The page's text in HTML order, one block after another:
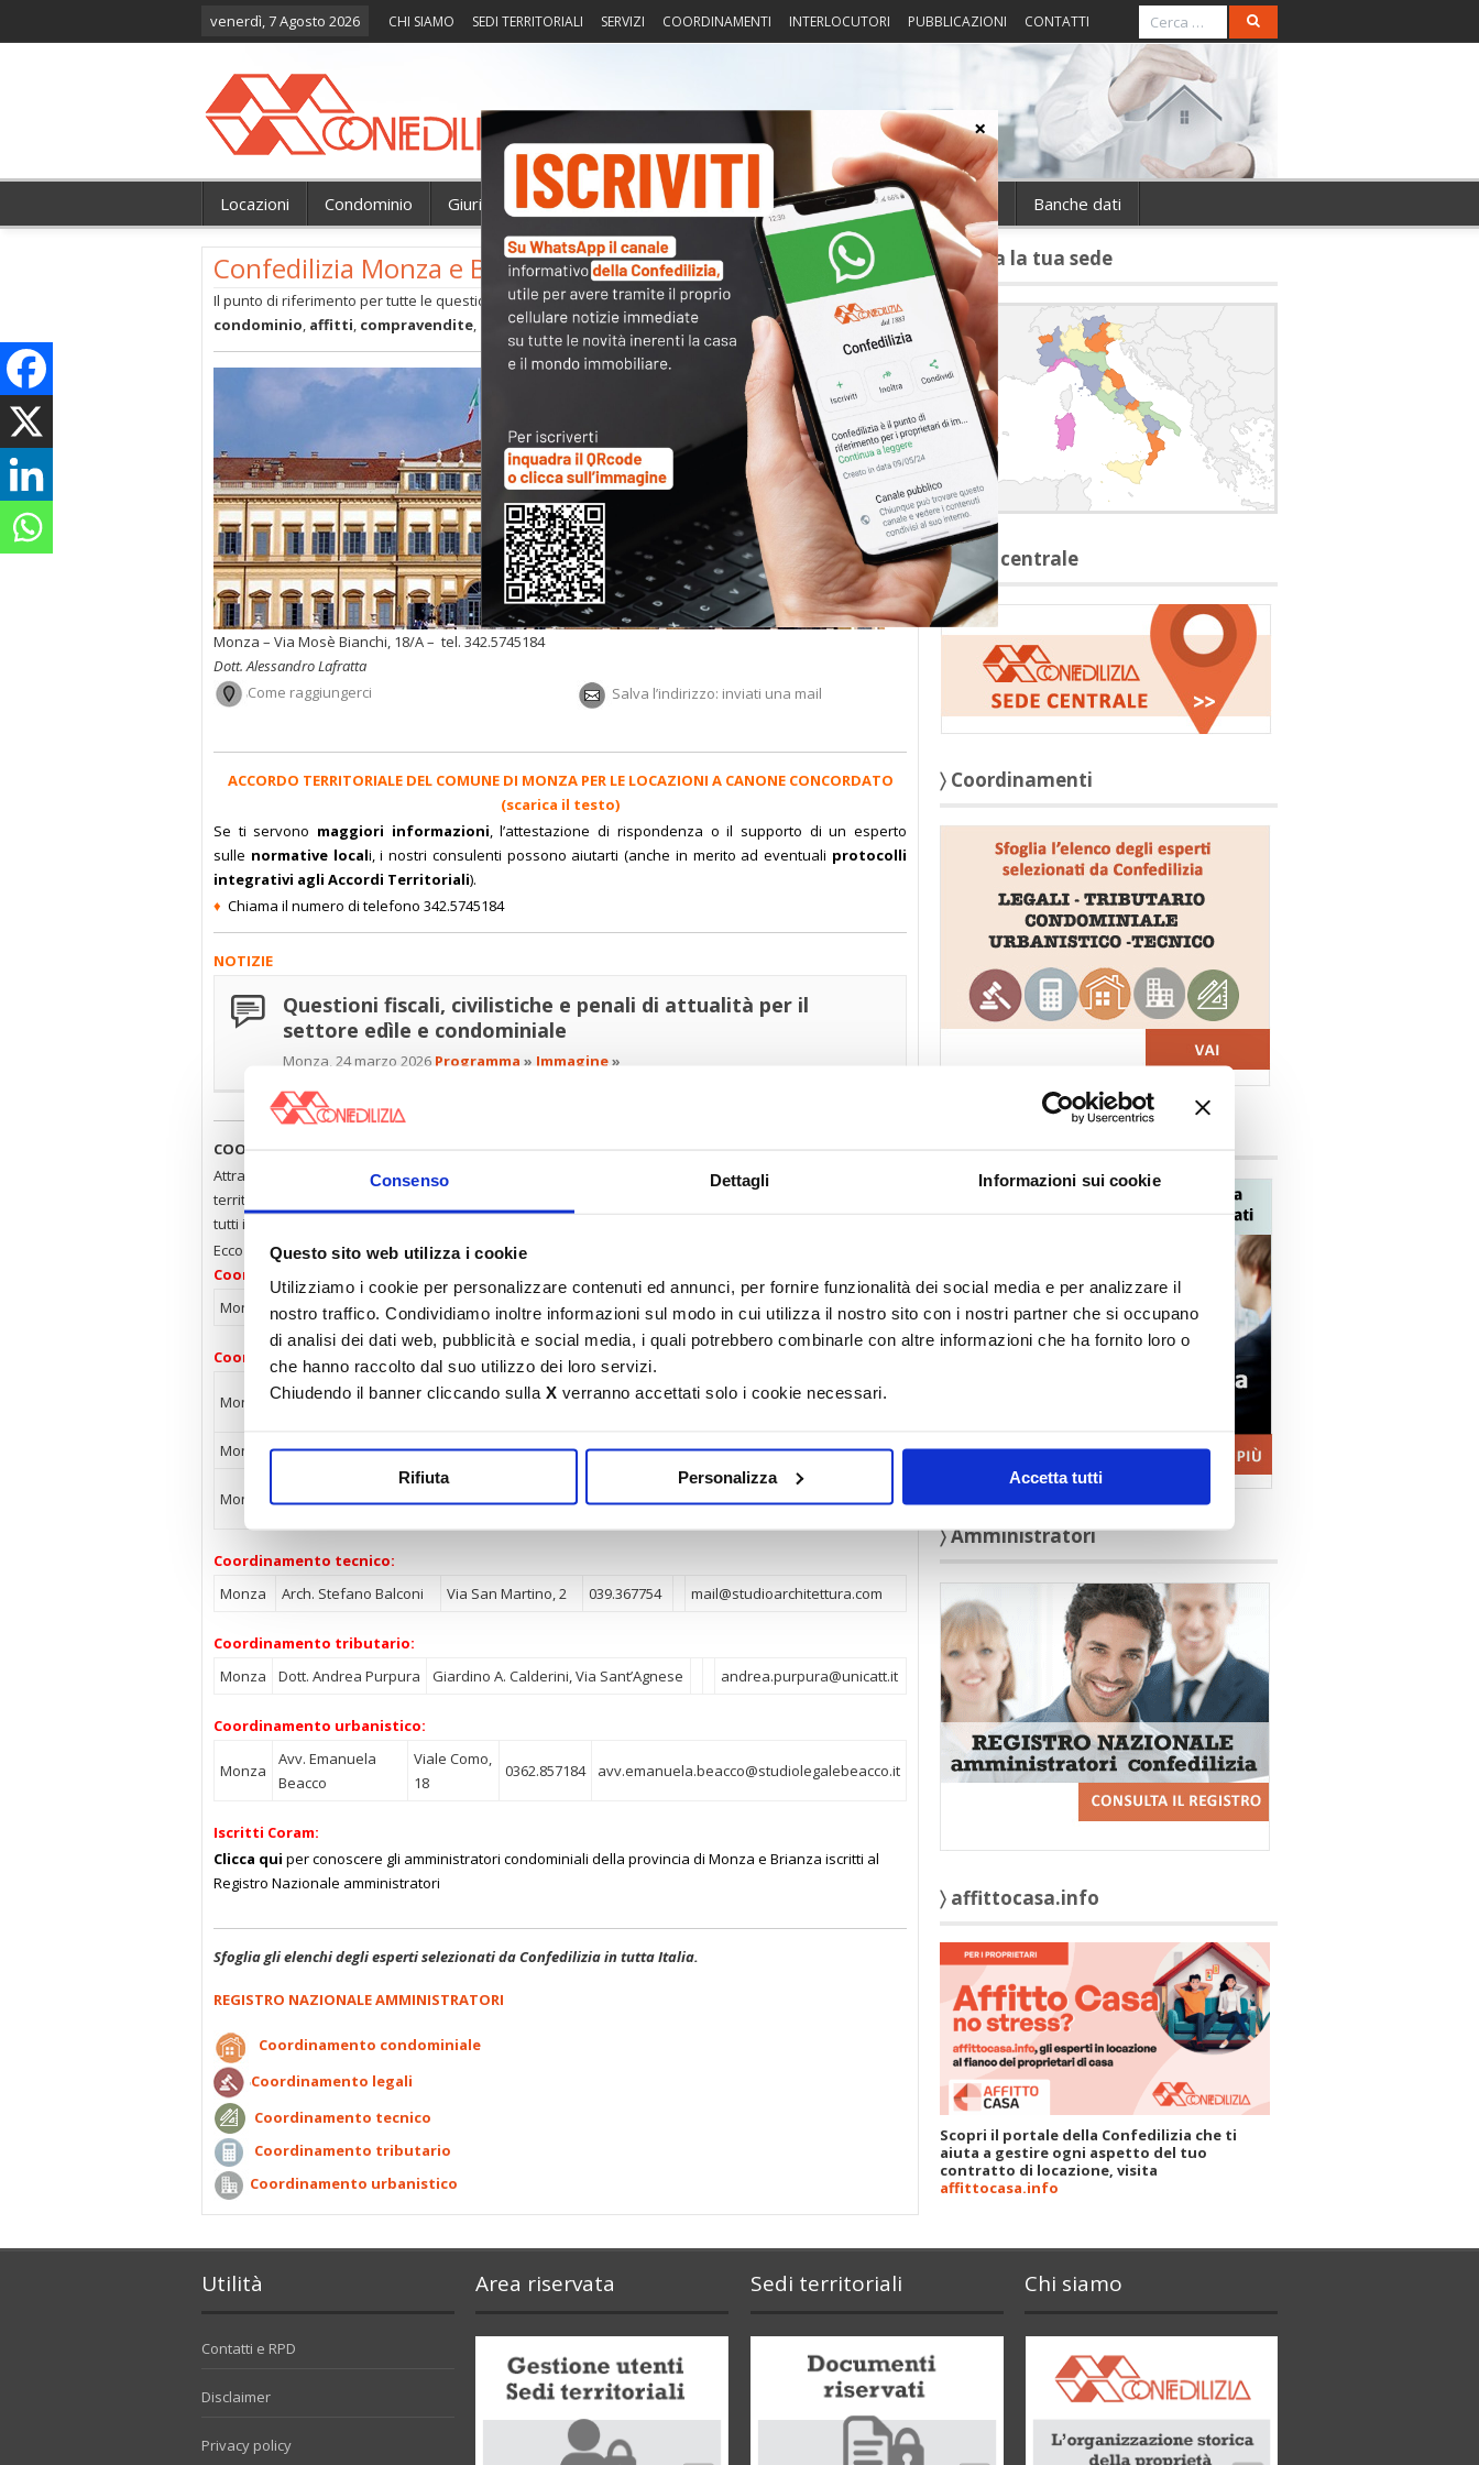
Consenso Dettagli Informazioni sui cookie
Questo sito web utilizza i cookie
Utilizziamo i cookie per personalizzare contenuti ed annunci, per fornire funzionalità dei social media e per analizzare il
nostro traffico. Condividiamo inoltre informazioni sul modo in cui utilizza il nostro sito con i nostri partner che si occupano
di analisi dei dati web, pubblicità e social media, i quali potrebbero combinarle con altre informazioni che ha fornito loro o
che hanno raccolto dal suo utilizzo dei loro servizi.
Chiudendo il banner cliccando sulla X verranno accettati solo i cookie necessari.
Rifiuta Personalizza Accetta tutti
venerdì, 7 Agosto 2026 CHI SIAMO SEDI TERRITORIALI SERVIZI COORDINAMENTI INTERLOCUTORI PUBBLICAZIONI CONTATTI
Locazioni Condominio Giurisprudenza Fisco Portierato Intorno alla casa Notizie Banche dati
Confedilizia Monza e Brianza
Il punto di riferimento per tutte le questioni che riguardano lacasae gliimmobili
in genere:
condominio, affitti, compravendite, tasse,catasto…
Monza – Via Mosè Bianchi, 18/A – tel. 342.5745184
Dott. Alessandro Lafratta
Come raggiungerci
Salva l’indirizzo: inviati una mail
ACCORDO TERRITORIALE DEL COMUNE DI MONZA PER LE LOCAZIONI A CANONE CONCORDATO
(scarica il testo)
Se ti servono maggiori informazioni, l’attestazione di rispondenza o il supporto di un esperto
sulle normative locali, i nostri consulenti possono aiutarti(anche in merito ad eventuali protocolli
integrativi agli Accordi Territoriali).
♦ Chiama il numero di telefono 342.5745184
NOTIZIE
Questioni fiscali, civilistiche e penali di attualità per il
settore edìle e condominiale
Monza, 24 marzo 2026 Programma » Immagine»
COORDINAMENTI e ISCRITTI CORAM
Attraverso i Coordinamenti legali, condominiale, tributario, urbanistico e tecnico, presenti sul
territorio, Confedilizia aiuta gli associati a scegliere il professionista più adatto a risolvere i problemi di
tutti i giorni.
Ecco i professionisti della provincia di Monza e Brianza iscritti ai Coordinamenti:
Coordinamento condominiale:
Monza
Avv. Antonietta Fenisia Gallo Corso Milano, 30 039.380271 antenisia.gallo@gallolex.eu
Coordinamento legali:
Monza
Avv. Antonietta
Corso Milano,
039.380271 antenisia.gallo@gallolex.eu
Monza Avv. Michela Magni Via Zucchi, 40 039.361522 mel.magni@gmail.com
Monza Avv. Alfonso Nociti
P.zza Armando
Diaz, 2
039.367173 039.320914 info@legalmnz.com
Coordinamento tecnico:
Monza
Arch. Stefano Balconi Via San Martino, 2 039.367754 mail@studioarchitettura.com
Coordinamento tributario:
Monza
Dott. Andrea Purpura Giardino A. Calderini, Via Sant’Agnese andrea.purpura@unicatt.it
Coordinamento urbanistico:
Monza
Avv. Emanuela
Beacco
Viale Como,
18
0362.857184 avv.emanuela.beacco@studiolegalebeacco.it
Iscritti Coram:
Clicca qui per conoscere gli amministratori condominiali della provincia di Monza e Brianza iscritti al
Registro Nazionale amministratori
Sfoglia gli elenchi degli esperti selezionati da Confedilizia in tutta Italia.
REGISTRO NAZIONALE AMMINISTRATORI
Coordinamento condominiale
Coordinamento legali
Coordinamento tecnico
Coordinamento tributario
Coordinamento urbanistico
〉 Trova la tua sede
〉 Sede centrale
〉 Coordinamenti
〉Servizi Confedilizia
〉 Amministratori
〉 affittocasa.info
Scopri il portale della Confedilizia che ti
aiuta a gestire ogni aspetto del tuo
contratto di locazione, visita
affittocasa.info
Utilità
Contatti e RPD
Disclaimer
Privacy policy
Area riservata Sedi territoriali Chi siamo